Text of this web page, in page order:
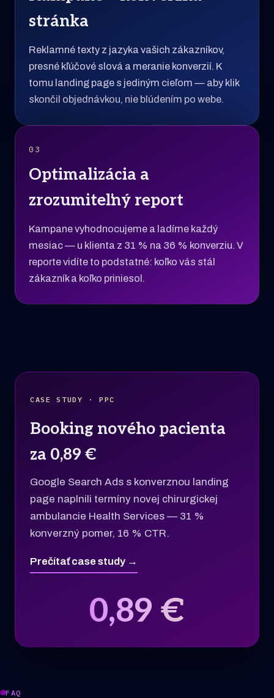
stránka
Reklamné texty z jazyka vašich zákazníkov,
presné kľúčové slová a meranie konverzií. K
tomu landing page s jediným cieľom — aby klik
skončil objednávkou, nie blúdením po webe.
03
Optimalizácia a
zrozumiteľný report
Kampane vyhodnocujeme a ladíme každý
mesiac — u klienta z 31 % na 36 % konverziu. V
reporte vidíte to podstatné: koľko vás stál
zákazník a koľko priniesol.
CASE STUDY · PPC
Booking nového pacienta
za 0,89 €
Google Search Ads s konverznou landing
page naplnili termíny novej chirurgickej
ambulancie Health Services — 31 %
konverzný pomer, 16 % CTR.
Prečítať case study →
0,89 €
FAQ